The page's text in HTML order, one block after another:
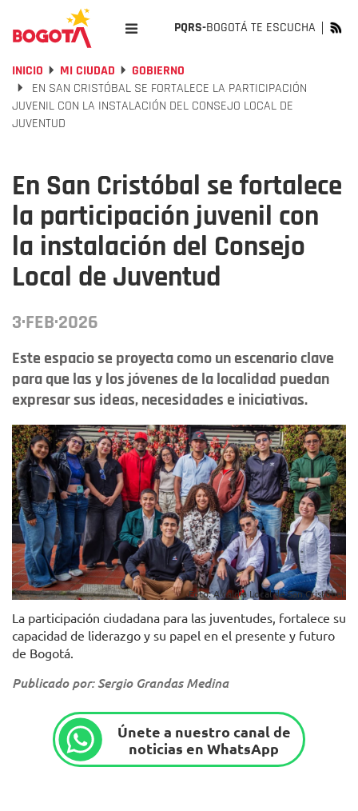
PQRS-BOGOTÁ TE ESCUCHA
INICIO MI CIUDAD
GOBIERNO
EN SAN CRISTÓBAL SE FORTALECE LA PARTICIPACIÓN
JUVENIL CON LA INSTALACIÓN DEL CONSEJO LOCAL DE
JUVENTUD
En San Cristóbal se fortalece
la participación juvenil con
la instalación del Consejo
Local de Juventud
3·FEB·2026
Este espacio se proyecta como un escenario clave
para que las y los jóvenes de la localidad puedan
expresar sus ideas, necesidades e iniciativas.
Foto: Alcaldía Local de San Cristóbal.
La participación ciudadana para las juventudes, fortalece su
capacidad de liderazgo y su papel en el presente y futuro
de Bogotá.
Publicado por: Sergio Grandas Medina
Únete a nuestro canal de
noticias en WhatsApp